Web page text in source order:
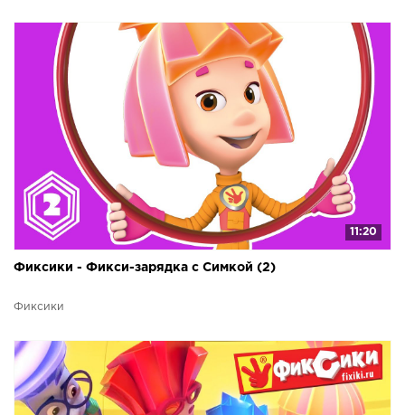
11:20
Фиксики - Фикси-зарядка с Симкой (2)
Фиксики